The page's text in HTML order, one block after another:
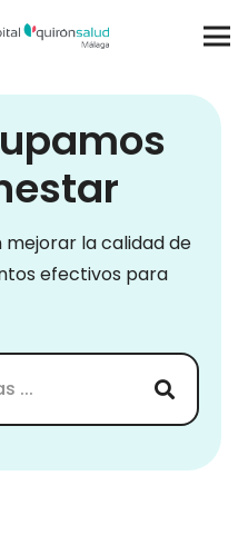
mejorar la calidad de
efectivos para